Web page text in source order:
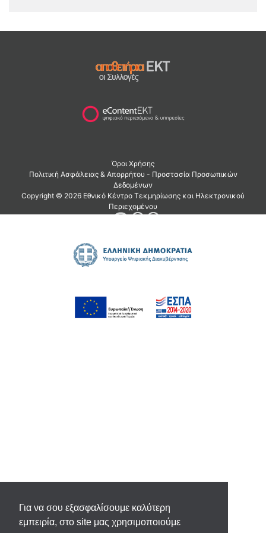
Για να σου εξασφαλίσουμε καλύτερη
εμπειρία, στο site μας χρησιμοποιούμε